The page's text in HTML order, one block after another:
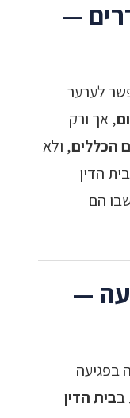
—
לערער
, אך ורק
הכללים, ולא
הדין
הם
—
בפגיעה
בבית הדין